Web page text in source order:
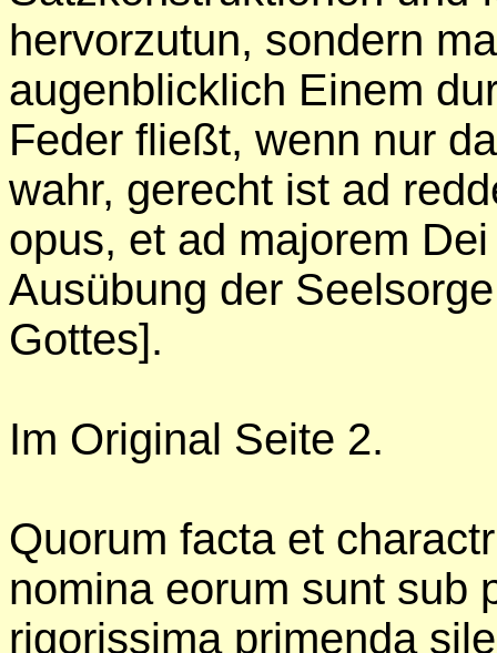
hervorzutun, sondern
augenblicklich Einem
Feder fließt, wenn nur
wahr, gerecht ist ad
opus, et ad majorem
Ausübung der
Gottes].
Im Original Seite 2.
Quorum facta et
nomina eorum sunt sub
rigorissima primenda